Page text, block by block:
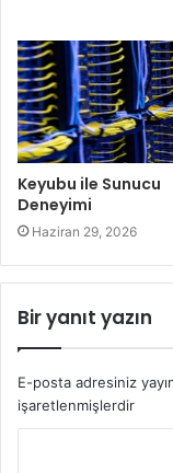
Keyubu ile Sunucu
Deneyimi
Haziran 29, 2026
Bir yanıt yazın
E-posta adresiniz
işaretlenmişlerdir